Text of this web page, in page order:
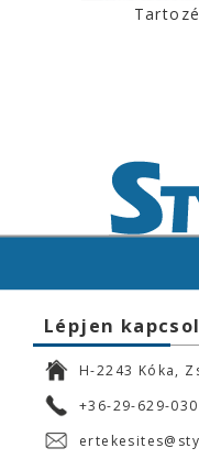
Lépjen
H-2243 Kóka,
+36-29-629-030